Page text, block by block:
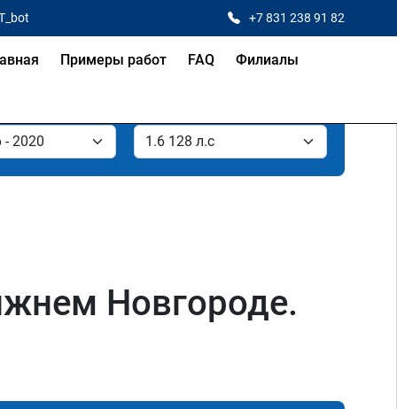
+7 831 238 91 82
Примеры работ FAQ Филиалы
Новгороде.